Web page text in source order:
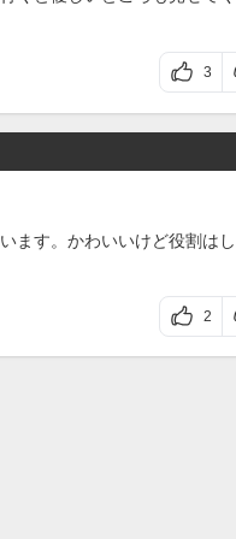
3
ます。かわいいけど役割は
2